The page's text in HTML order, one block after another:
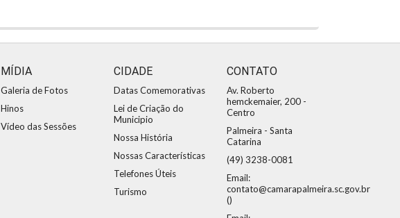
MÍDIA
Galeria de Fotos
Hinos
Vídeo das Sessões
CIDADE
Datas Comemorativas
Lei de Criação do
Municipio
Nossa História
Nossas Características
Telefones Úteis
Turismo
CONTATO
Av. Roberto
hemckemaier, 200 -
Centro
Palmeira - Santa
Catarina
(49) 3238-0081
Email:
contato@camarapalmeira.sc.gov.br
()